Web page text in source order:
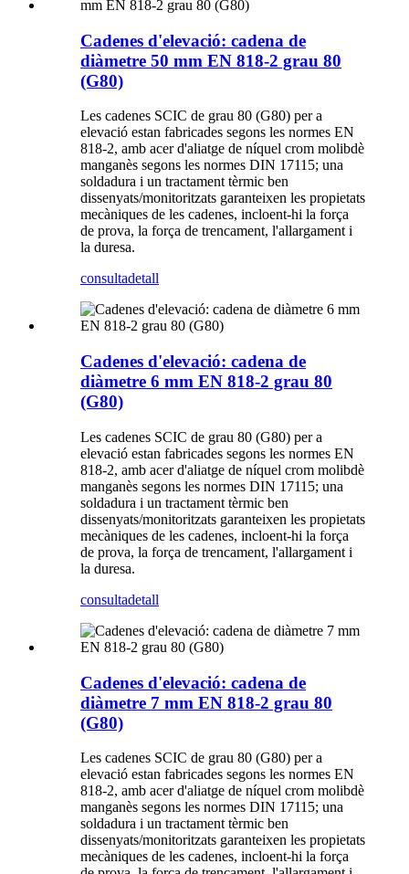
Cadenes d'elevació: cadena de
diàmetre 50 mm EN 818-2 grau 80
(G80)
Les cadenes SCIC de grau 80 (G80) per a
elevació estan fabricades segons les normes EN
818-2, amb acer d'aliatge de níquel crom molibdè
manganès segons les normes DIN 17115; una
soldadura i un tractament tèrmic ben
dissenyats/monitoritzats garanteixen les propietats
mecàniques de les cadenes, incloent-hi la força
de prova, la força de trencament, l'allargament i
la duresa.
consultadetall
Cadenes d'elevació: cadena de
diàmetre 6 mm EN 818-2 grau 80
(G80)
Les cadenes SCIC de grau 80 (G80) per a
elevació estan fabricades segons les normes EN
818-2, amb acer d'aliatge de níquel crom molibdè
manganès segons les normes DIN 17115; una
soldadura i un tractament tèrmic ben
dissenyats/monitoritzats garanteixen les propietats
mecàniques de les cadenes, incloent-hi la força
de prova, la força de trencament, l'allargament i
la duresa.
consultadetall
Cadenes d'elevació: cadena de
diàmetre 7 mm EN 818-2 grau 80
(G80)
Les cadenes SCIC de grau 80 (G80) per a
elevació estan fabricades segons les normes EN
818-2, amb acer d'aliatge de níquel crom molibdè
manganès segons les normes DIN 17115; una
soldadura i un tractament tèrmic ben
dissenyats/monitoritzats garanteixen les propietats
mecàniques de les cadenes, incloent-hi la força